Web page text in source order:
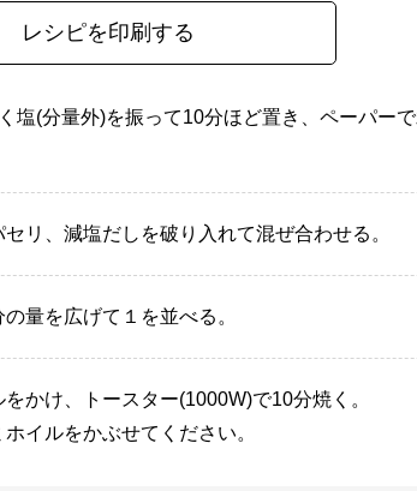
レシピを印刷する
塩(分量外)を振って10分ほど置き、ペーパー
リ、減塩だしを破り入れて混ぜ合わせる。
量を広げて１を並べる。
かけ、トースター(1000W)で10分焼く。
イルをかぶせてください。